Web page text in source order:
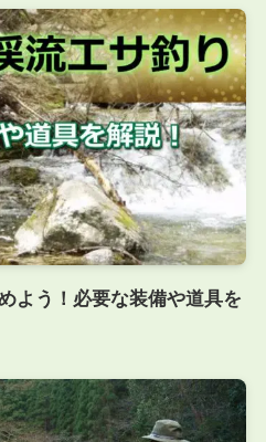
よう！必要な装備や道具を